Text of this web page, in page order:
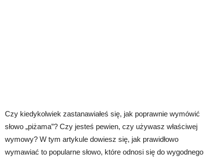
Czy kiedykolwiek zastanawiałeś się, jak poprawnie wymówić
słowo „piżama”? Czy jesteś pewien, czy używasz właściwej
wymowy? W tym artykule dowiesz się, jak prawidłowo
wymawiać to popularne słowo, które odnosi się do wygodnego